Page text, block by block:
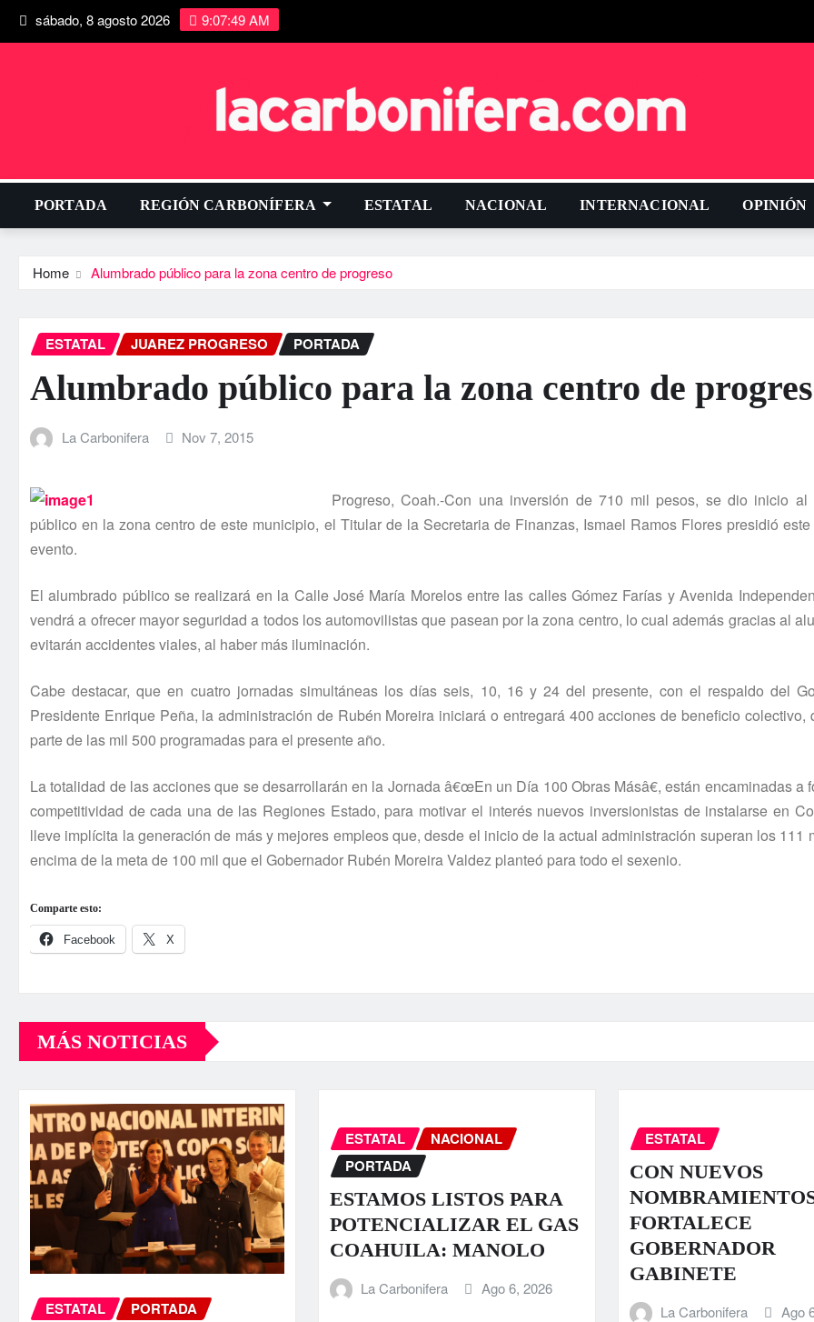
sábado, 8 agosto 2026 9:07:50 AM
PORTADA REGIÓN CARBONÍFERA ESTATAL NACIONAL INTERNACIONAL OPINIÓN
Home Alumbrado público para la zona centro de progreso
ESTATAL JUAREZ PROGRESO PORTADA
Alumbrado público para la zona centro de
La Carbonifera Nov 7, 2015
Progreso, Coah.-Con una inversión de 710 mil pesos, se dio inicio al
público en la zona centro de este municipio, el Titular de la Secretaria de Finanzas, Ismael Ramos Flores presidió
evento.
El alumbrado público se realizará en la Calle José Marí­a Morelos entre las calles Gómez Farí­as y Avenida
vendrá a ofrecer mayor seguridad a todos los automovilistas que pasean por la zona centro, lo cual además gracias al
evitarán accidentes viales, al haber más iluminación.
Cabe destacar, que en cuatro jornadas simultáneas los dí­as seis, 10, 16 y 24 del presente, con el respaldo del
Presidente Enrique Peña, la administración de Rubén Moreira iniciará o entregará 400 acciones de beneficio colectivo,
parte de las mil 500 programadas para el presente año.
La totalidad de las acciones que se desarrollarán en la Jornada â€œEn un Dí­a 100 Obras Másâ€, están encaminadas a
competitividad de cada una de las Regiones Estado, para motivar el interés nuevos inversionistas de instalarse en
lleve implí­cita la generación de más y mejores empleos que, desde el inicio de la actual administración superan los 111
encima de la meta de 100 mil que el Gobernador Rubén Moreira Valdez planteó para todo el sexenio.
Comparte esto:
Facebook X
MÁS NOTICIAS
ESTATAL PORTADA
ESTATAL
NACIONAL
PORTADA
ESTAMOS LISTOS PARA
POTENCIALIZAR EL GAS
COAHUILA: MANOLO
La Carbonifera Ago 6, 2026
ESTATAL
CON NUEVOS
FORTALECE
GOBERNADOR
GABINETE
La Carbonifera Ago